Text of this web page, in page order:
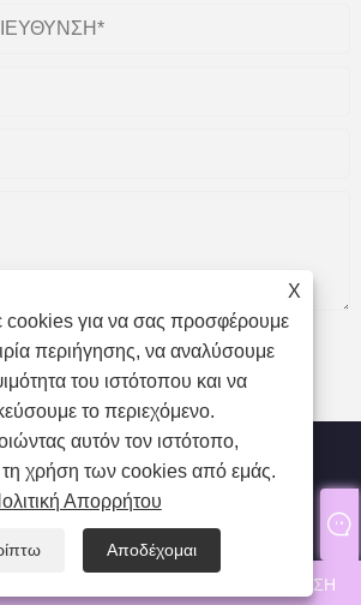
X
cookies για να σας προσφέρουμε
περιήγησης, να αναλύσουμε
του ιστότοπου και να
το περιεχόμενο.
αυτόν τον ιστότοπο,
τη χρήση των cookies από εμάς.
Απορρήτου
Αποδέχομαι
ΗΛΕΚΤΡΟΝΙΚΗ ΔΙΕΥΘΥΝΣΗ
δικαιώματος.